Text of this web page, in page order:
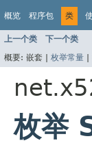
概览 程序包 类
上一个类 下一个类
概要: 嵌套 | 枚举常量 |
枚举